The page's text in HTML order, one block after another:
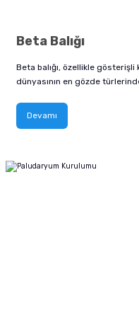
Beta Balığı
Beta balığı, özellikle
dünyasının en gözde
Devamı